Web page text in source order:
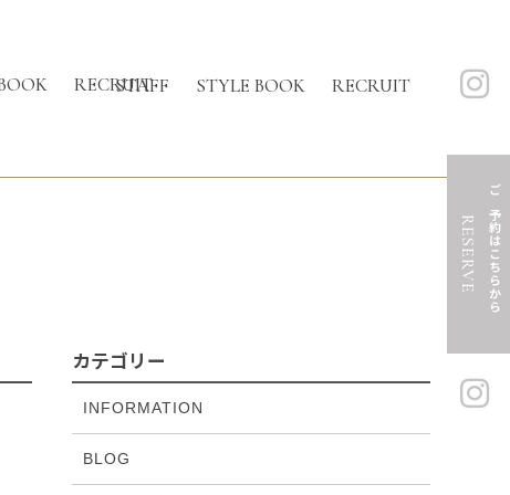
RECRUIT
ご予約はこちらから
RESERVE
STAFF STYLE BOOK RECRUIT
カテゴリー
INFORMATION
BLOG